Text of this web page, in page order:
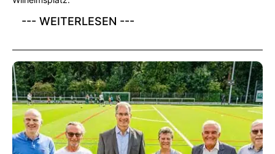
--- WEITERLESEN ---